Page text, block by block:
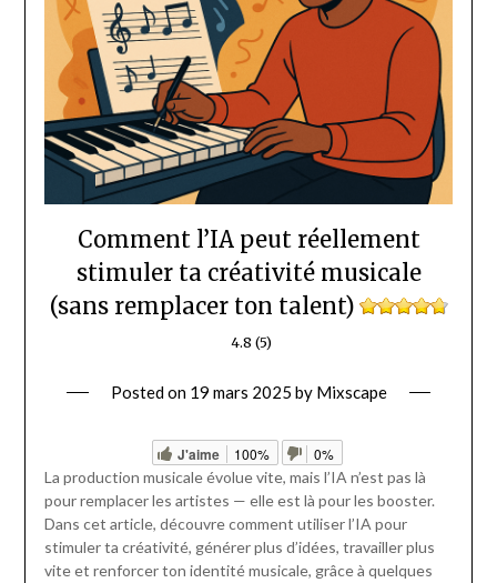
Comment l’IA peut réellement
stimuler ta créativité musicale
(sans remplacer ton talent)
4.8 (5)
Posted on 19 mars 2025 by Mixscape
J'aime 100%
0%
La production musicale évolue vite, mais l’IA n’est pas là
pour remplacer les artistes — elle est là pour les booster.
Dans cet article, découvre comment utiliser l’IA pour
stimuler ta créativité, générer plus d’idées, travailler plus
vite et renforcer ton identité musicale, grâce à quelques